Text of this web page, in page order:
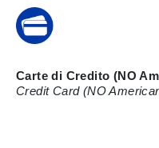
Carte di Credito (NO
Credit Card (NO